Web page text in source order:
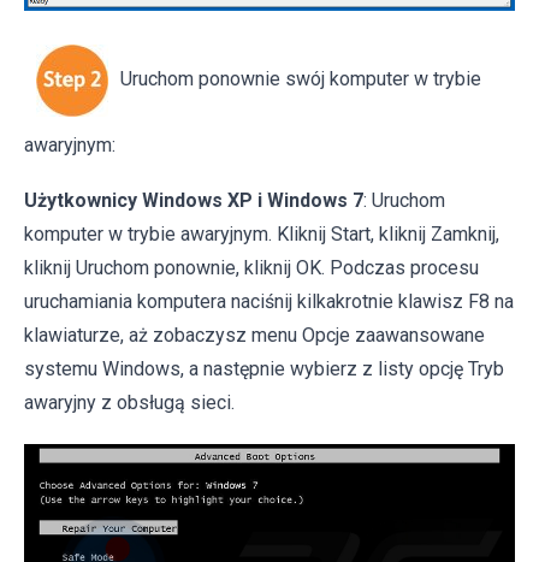
Uruchom ponownie swój komputer w trybie
awaryjnym:
Użytkownicy Windows XP i Windows 7: Uruchom
komputer w trybie awaryjnym. Kliknij Start, kliknij Zamknij,
kliknij Uruchom ponownie, kliknij OK. Podczas procesu
uruchamiania komputera naciśnij kilkakrotnie klawisz F8 na
klawiaturze, aż zobaczysz menu Opcje zaawansowane
systemu Windows, a następnie wybierz z listy opcję Tryb
awaryjny z obsługą sieci.